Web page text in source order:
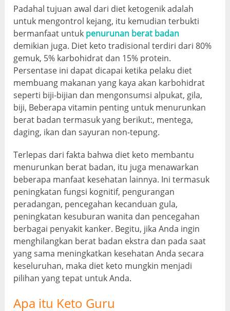
Padahal tujuan awal dari diet ketogenik adalah
untuk mengontrol kejang, itu kemudian terbukti
bermanfaat untuk penurunan berat badan
demikian juga. Diet keto tradisional terdiri dari 80%
gemuk, 5% karbohidrat dan 15% protein.
Persentase ini dapat dicapai ketika pelaku diet
membuang makanan yang kaya akan karbohidrat
seperti biji-bijian dan mengonsumsi alpukat, gila,
biji, Beberapa vitamin penting untuk menurunkan
berat badan termasuk yang berikut:, mentega,
daging, ikan dan sayuran non-tepung.
Terlepas dari fakta bahwa diet keto membantu
menurunkan berat badan, itu juga menawarkan
beberapa manfaat kesehatan lainnya. Ini termasuk
peningkatan fungsi kognitif, pengurangan
peradangan, pencegahan kecanduan gula,
peningkatan kesuburan wanita dan pencegahan
berbagai penyakit kanker. Begitu, jika Anda ingin
menghilangkan berat badan ekstra dan pada saat
yang sama meningkatkan kesehatan Anda secara
keseluruhan, maka diet keto mungkin menjadi
pilihan yang tepat untuk Anda.
Apa itu Keto Guru